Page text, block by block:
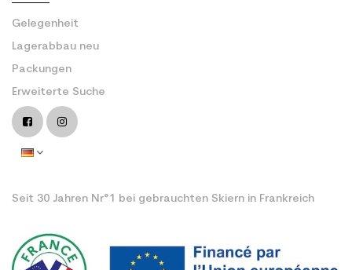
Gelegenheit
Lagerabbau neu
Packungen
Erweiterte Suche
Seit 30 Jahren Nr°1 bei gebrauchten Skiern in Frankreich